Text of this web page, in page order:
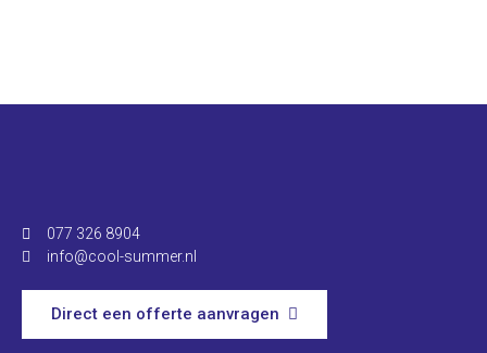
077 326 8904
info@cool-summer.nl
Direct een offerte aanvragen